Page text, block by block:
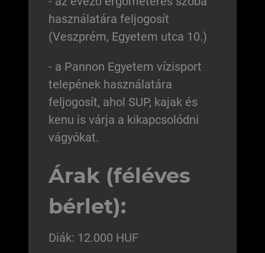
használatára feljogosít
(Veszprém, Egyetem utca 10.)
- a Pannon Egyetem vízisport
telepének használatára
feljogosít, ahol SUP, kajak és
kenu is várja a kikapcsolódni
vágyókat.
Árak (féléves
bérlet):
Diák: 12.000 HUF